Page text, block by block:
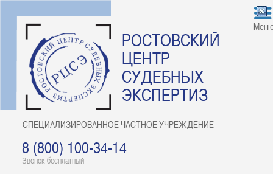
РОСТОВСКИЙ
ЦЕНТР
СУДЕБНЫХ
ЭКСПЕРТИЗ
СПЕЦИАЛИЗИРОВАННОЕ ЧАСТНОЕ УЧРЕЖДЕНИЕ
8 (800) 100-34-14
Звонок бесплатный